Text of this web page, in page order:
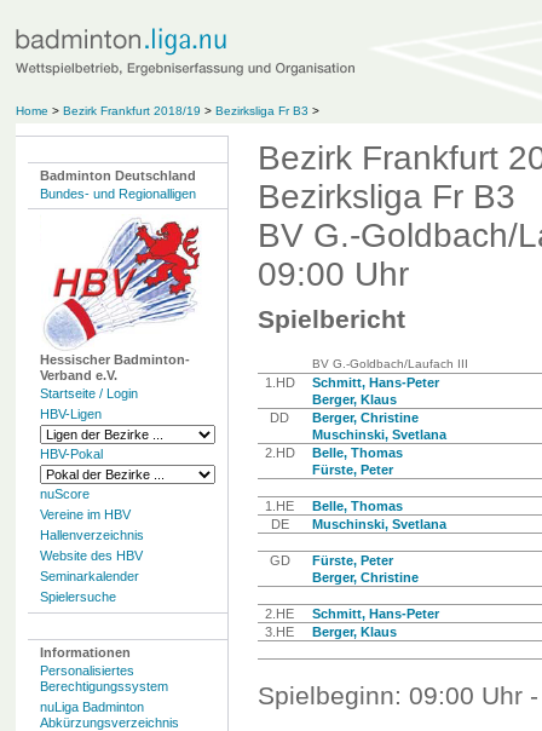
Home > Bezirk Frankfurt 2018/19 > Bezirksliga Fr B3 >
Badminton Deutschland
Bundes- und Regionalligen
Hessischer Badminton-
Verband e.V.
Startseite / Login
HBV-Ligen
HBV-Pokal
nuScore
Vereine im HBV
Hallenverzeichnis
Website des HBV
Seminarkalender
Spielersuche
Informationen
Personalisiertes
Berechtigungssystem
nuLiga Badminton
Abkürzungsverzeichnis
Bezirk Frankfurt
Bezirksliga Fr B3
BV G.-Goldbach/
09:00 Uhr
Spielbericht
BV G.-Goldbach/Laufach III
1.HD
Schmitt, Hans-Peter
Berger, Klaus
DD
Berger, Christine
Muschinski, Svetlana
2.HD
Belle, Thomas
Fürste, Peter
1.HE Belle, Thomas
DE
Muschinski, Svetlana
GD
Fürste, Peter
Berger, Christine
2.HE Schmitt, Hans-Peter
3.HE
Berger, Klaus
Spielbeginn: 09:00 Uhr